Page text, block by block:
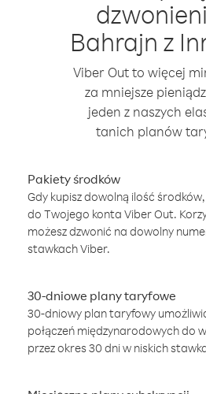
Bahrajn z
Viber Out to więcej
za mniejsze
jeden z naszych
tanich planów
Pakiety środków
Gdy kupisz dowolną ilość
do Twojego konta Viber Out.
możesz dzwonić na dowolny
stawkach Viber.
30-dniowe plany taryfowe
30-dniowy plan taryfowy
połączeń międzynarodowych do
przez okres 30 dni w niskich